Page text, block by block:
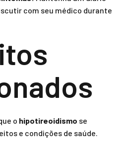
com seu médico durante
o hipotireoidismo se
e condições de saúde.